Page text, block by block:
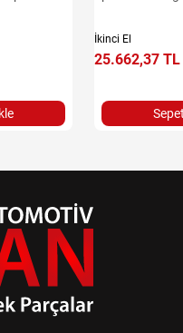
İkinci El
25.662,37 TL